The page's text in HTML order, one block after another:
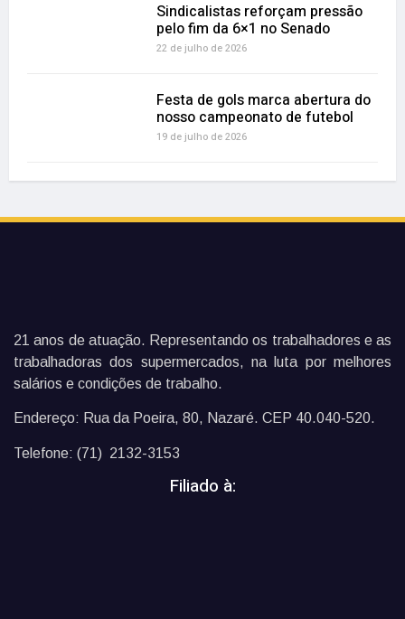
Sindicalistas reforçam pressão
pelo fim da 6×1 no Senado
22 de julho de 2026
Festa de gols marca abertura do
nosso campeonato de futebol
19 de julho de 2026
21 anos de atuação. Representando os trabalhadores e as
trabalhadoras dos supermercados, na luta por melhores
salários e condições de trabalho.
Endereço: Rua da Poeira, 80, Nazaré. CEP 40.040-520.
Telefone: (71) 2132-3153
Filiado à: